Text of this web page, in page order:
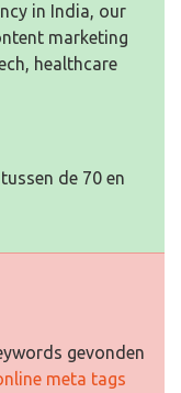
in India, our
marketing
healthcare
de 70 en
gevonden
meta tags